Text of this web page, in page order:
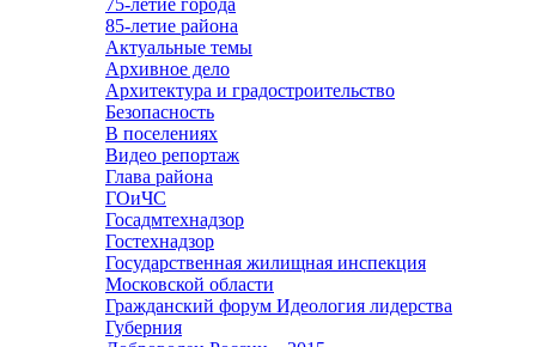
75-летие города
85-летие района
Актуальные темы
Архивное дело
Архитектура и градостроительство
Безопасность
В поселениях
Видео репортаж
Глава района
ГОиЧС
Госадмтехнадзор
Гостехнадзор
Государственная жилищная инспекция
Московской области
Гражданский форум Идеология лидерства
Губерния